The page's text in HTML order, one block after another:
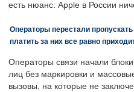
есть нюанс: Apple в России
Операторы перестали
платить за них все равно
Операторы связи начали
лиц без маркировки и
вызовы, на которые не